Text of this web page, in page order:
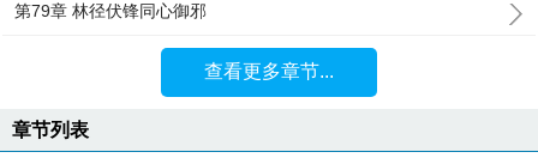
第79章 林径伏锋同心御邪
查看更多章节...
章节列表